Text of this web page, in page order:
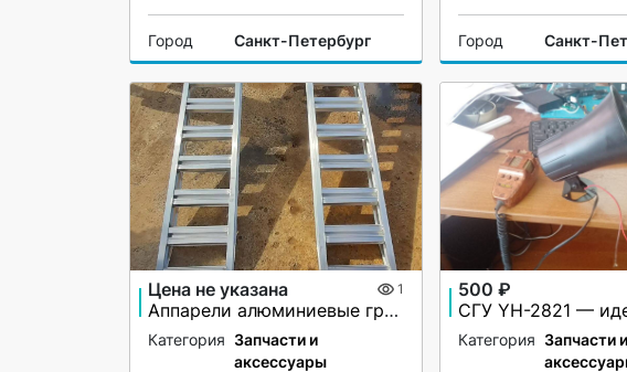
Город Санкт-Петербург Город Санкт-
Цена не указана 1
Аппарели алюминиевые грузоподъёмность 2200 кг
Категория Запчасти и
аксессуары
500 ₽
Категория Запчасти и